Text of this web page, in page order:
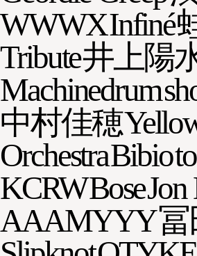
WWWXInfiné
Tribute井上陽
Machinedrum
中村佳穂
OrchestraBibio
KCRWBoseJon
AAAMYYY冨